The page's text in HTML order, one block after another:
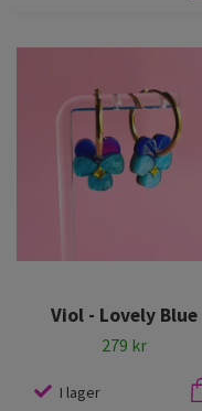
Viol - Lovely Blue
279 kr
I lager